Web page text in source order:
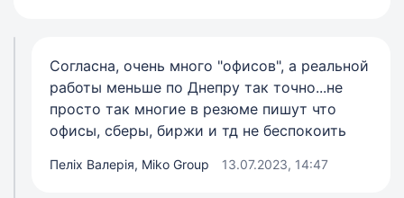
Согласна, очень много "офисов", а реальной
работы меньше по Днепру так точно...не
просто так многие в резюме пишут что
офисы, сберы, биржи и тд не беспокоить
Пеліх Валерія, Miko Group 13.07.2023, 14:47